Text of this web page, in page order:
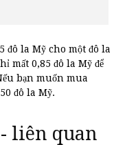
đô la Mỹ cho một đô la
mất 0,85 đô la Mỹ để
bạn muốn mua
đô la Mỹ.
liên quan